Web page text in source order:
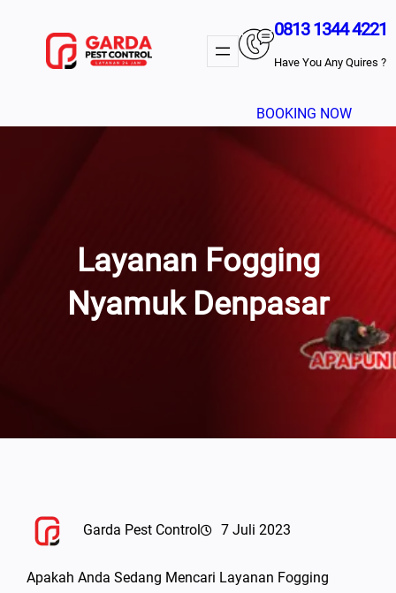
0813 1344 4221
Have You Any Quires ?
BOOKING NOW
Layanan Fogging
Nyamuk Denpasar
Garda Pest Control 7 Juli 2023
Apakah Anda Sedang Mencari Layanan Fogging